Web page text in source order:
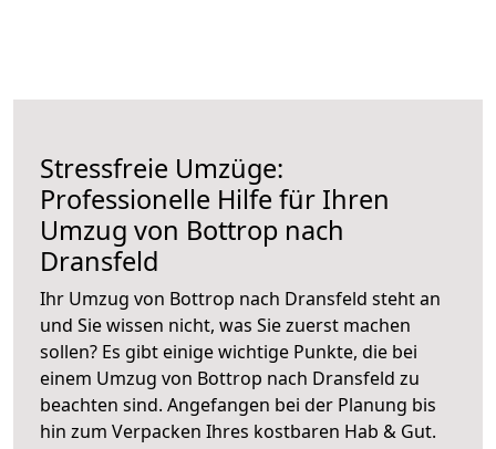
Stressfreie Umzüge:
Professionelle Hilfe für Ihren
Umzug von Bottrop nach
Dransfeld
Ihr Umzug von Bottrop nach Dransfeld steht an
und Sie wissen nicht, was Sie zuerst machen
sollen? Es gibt einige wichtige Punkte, die bei
einem Umzug von Bottrop nach Dransfeld zu
beachten sind. Angefangen bei der Planung bis
hin zum Verpacken Ihres kostbaren Hab & Gut.